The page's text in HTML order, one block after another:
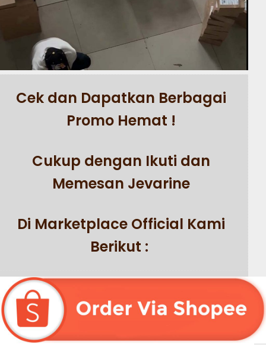
Cek dan Dapatkan Berbagai
Promo Hemat !
Cukup dengan Ikuti dan
Memesan Jevarine
Di Marketplace Official Kami
Berikut :